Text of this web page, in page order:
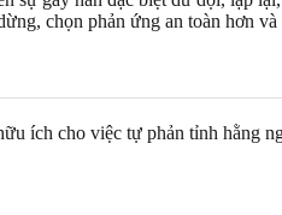
chọn phản ứng an toàn hơn
ích cho việc tự phản tỉnh hằng